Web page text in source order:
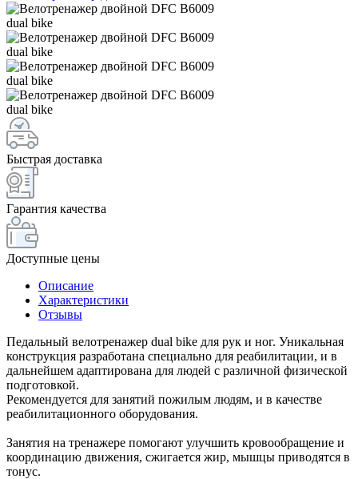
Быстрая доставка
Гарантия качества
Доступные цены
Описание
Характеристики
Отзывы
Педальный велотренажер dual bike для рук и ног. Уникальная
конструкция разработана специально для реабилитации, и в
дальнейшем адаптирована для людей с различной физической
подготовкой.
Рекомендуется для занятий пожилым людям, и в качестве
реабилитационного оборудования.
Занятия на тренажере помогают улучшить кровообращение и
координацию движения, сжигается жир, мышцы приводятся в
тонус.